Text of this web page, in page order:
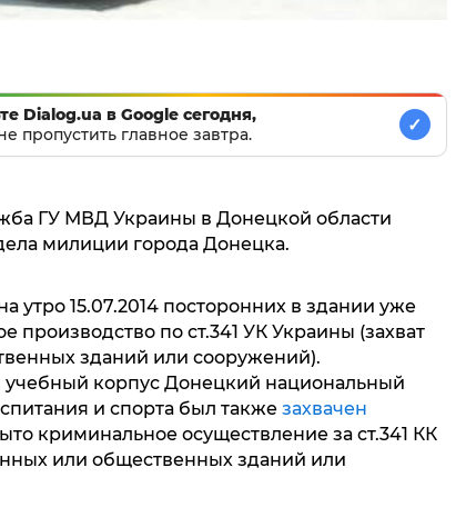
Dialog.ua в Google сегодня,
пропустить главное завтра.
✓
ГУ МВД Украины в Донецкой области
милиции города Донецка.
утро 15.07.2014 посторонних в здании уже
производство по ст.341 УК Украины (захват
зданий или сооружений).
учебный корпус Донецкий национальный
и спорта был также захвачен
криминальное осуществление за ст.341 КК
или общественных зданий или